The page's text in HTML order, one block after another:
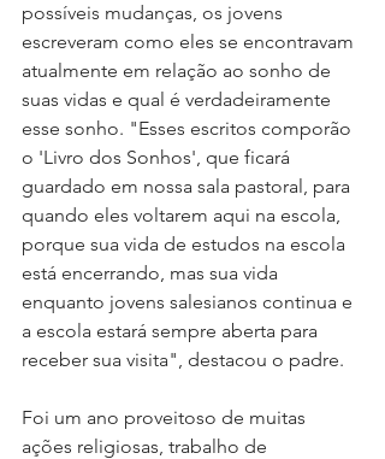
possíveis mudanças, os jovens
escreveram como eles se encontravam
atualmente em relação ao sonho de
suas vidas e qual é verdadeiramente
esse sonho. "Esses escritos comporão
o 'Livro dos Sonhos', que ficará
guardado em nossa sala pastoral, para
quando eles voltarem aqui na escola,
porque sua vida de estudos na escola
está encerrando, mas sua vida
enquanto jovens salesianos continua e
a escola estará sempre aberta para
receber sua visita", destacou o padre.
Foi um ano proveitoso de muitas
ações religiosas, trabalho de